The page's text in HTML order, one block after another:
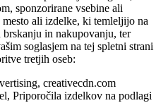
sponzorirane vsebine ali
mesto ali izdelke, ki temleljijo na
brskanju in nakupovanju, ter
soglasjem na tej spletni strani
tretjih oseb:
creativecdn.com
Priporočila izdelkov na podlagi